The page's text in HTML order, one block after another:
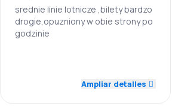
Comodidad de viaje
srednie linie lotnicze ,bilety bardzo
drogie,opuzniony w obie strony po
godzinie
3.0
Ampliar detalles